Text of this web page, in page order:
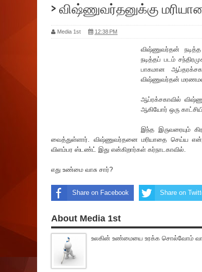
> விஷ்ணுவர்தனுக்கு
Media 1st 12:38 PM
விஷ்ணுவர்தன்
நடித்தப் படம்
பாகமான
விஷ்ணுவர்தன்
ஆப்ர‌க்சகாவில்
ஆகியோர் ஒரு
இந்த இருவரையும்
வைத்துள்ளார். விஷ்ணுவர்தனை ம‌ரியாதை செய்ய
விளம்பர ஸ்டண்ட் இது என்கிறார்கள் கர்நாடகாவில்.
எது உண்மை வாசு சார்?
Share on Facebook Share on
About Media 1st
உலகின் உண்மையை உரக்க சொல்வோம்